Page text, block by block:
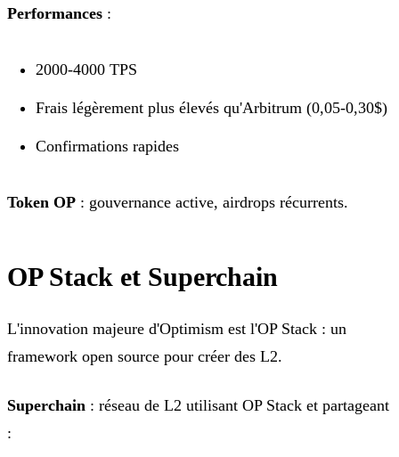
Performances :
2000-4000 TPS
Frais légèrement plus élevés qu'Arbitrum (0,05-0,30$)
Confirmations rapides
Token OP : gouvernance active, airdrops récurrents.
OP Stack et Superchain
L'innovation majeure d'Optimism est l'OP Stack : un
framework open source pour créer des L2.
Superchain : réseau de L2 utilisant OP Stack et partageant
: